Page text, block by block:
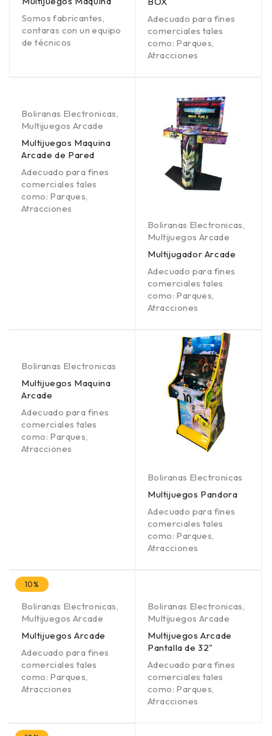
Somos fabricantes,
contaras con un equipo
de técnicos
Adecuado para fines
comerciales tales
como: Parques,
Atracciones
Boliranas Electronicas,
Multijuegos Arcade
Multijuegos Maquina
Arcade de Pared
Adecuado para fines
comerciales tales
como: Parques,
Atracciones
Boliranas Electronicas,
Multijuegos Arcade
Multijugador Arcade
Adecuado para fines
comerciales tales
como: Parques,
Atracciones
Boliranas Electronicas
Multijuegos Maquina
Arcade
Adecuado para fines
comerciales tales
como: Parques,
Atracciones
Boliranas Electronicas
Multijuegos Pandora
Adecuado para fines
comerciales tales
como: Parques,
Atracciones
10%
Boliranas Electronicas,
Multijuegos Arcade
Multijuegos Arcade
Adecuado para fines
comerciales tales
como: Parques,
Atracciones
Boliranas Electronicas,
Multijuegos Arcade
Multijuegos Arcade
Pantalla de 32"
Adecuado para fines
comerciales tales
como: Parques,
Atracciones